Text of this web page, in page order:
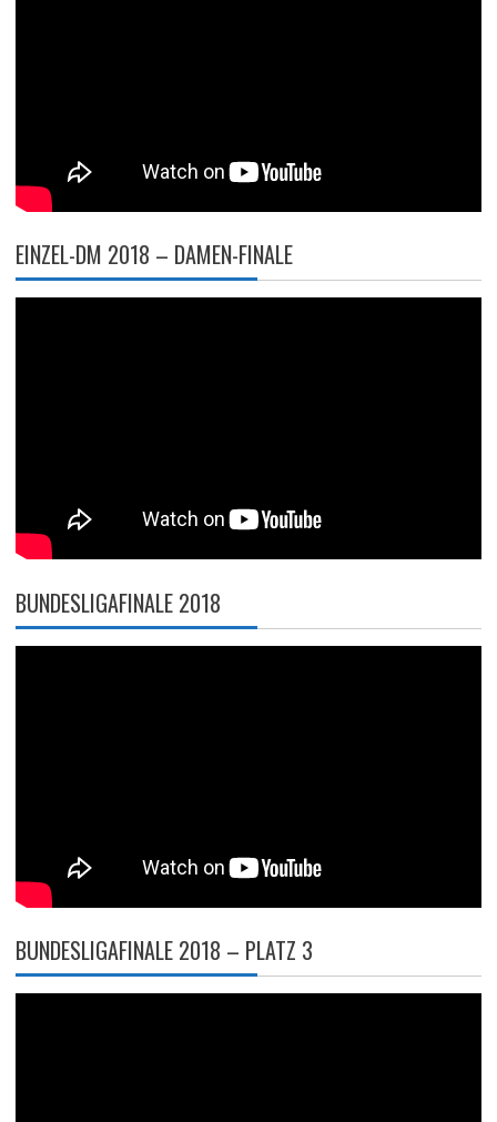
EINZEL-DM 2018 – DAMEN-FINALE
BUNDESLIGAFINALE 2018
BUNDESLIGAFINALE 2018 – PLATZ 3